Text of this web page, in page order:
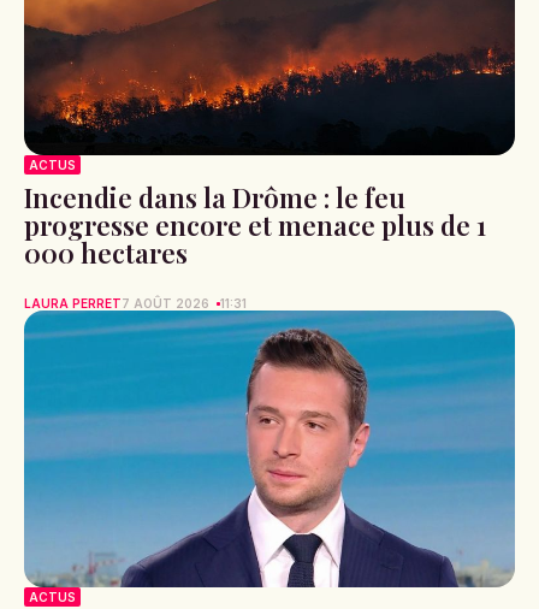
ACTUS
Incendie dans la Drôme : le feu
progresse encore et menace plus de 1
000 hectares
LAURA PERRET7 AOÛT 2026 11:31
ACTUS